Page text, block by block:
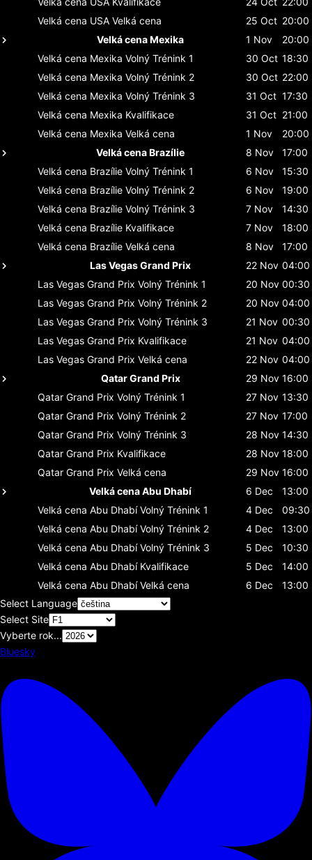
Velká cena USA Velká cena 25 Oct 20:00
Velká cena Mexika
1 Nov
20:00
Velká cena Mexika Volný Trénink 1 30 Oct 18:30
Velká cena Mexika Volný Trénink 2 30 Oct 22:00
Velká cena Mexika Volný Trénink 3 31 Oct 17:30
Velká cena Mexika Kvalifikace 31 Oct 21:00
Velká cena Mexika Velká cena 1 Nov
20:00
Velká cena Brazílie
8 Nov
17:00
Velká cena Brazílie Volný Trénink 1 6 Nov
15:30
Velká cena Brazílie Volný Trénink 2 6 Nov
19:00
Velká cena Brazílie Volný Trénink 3 7 Nov
14:30
Velká cena Brazílie Kvalifikace 7 Nov
18:00
Velká cena Brazílie Velká cena 8 Nov
17:00
Las Vegas Grand Prix
22 Nov 04:00
Las Vegas Grand Prix Volný Trénink 1 20 Nov 00:30
Las Vegas Grand Prix Volný Trénink 2 20 Nov 04:00
Las Vegas Grand Prix Volný Trénink 3 21 Nov 00:30
Las Vegas Grand Prix Kvalifikace 21 Nov 04:00
Las Vegas Grand Prix Velká cena 22 Nov 04:00
Qatar Grand Prix
29 Nov 16:00
Qatar Grand Prix Volný Trénink 1 27 Nov 13:30
Qatar Grand Prix Volný Trénink 2 27 Nov 17:00
Qatar Grand Prix Volný Trénink 3 28 Nov 14:30
Qatar Grand Prix Kvalifikace 28 Nov 18:00
Qatar Grand Prix Velká cena 29 Nov 16:00
Velká cena Abu Dhabí
6 Dec
13:00
Velká cena Abu Dhabí Volný Trénink 1 4 Dec
09:30
Velká cena Abu Dhabí Volný Trénink 2 4 Dec
13:00
Velká cena Abu Dhabí Volný Trénink 3 5 Dec
10:30
Velká cena Abu Dhabí Kvalifikace 5 Dec
14:00
Velká cena Abu Dhabí Velká cena 6 Dec
13:00
Select Language
Select Site
Vyberte rok...
Bluesky